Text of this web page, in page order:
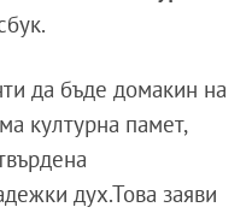
да бъде домакин на
културна памет,
дух.Това заяви